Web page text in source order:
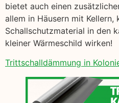
bietet auch einen
allem in Häusern mit Kellern,
Schallschutzmaterial in den
kleiner Wärmeschild wirken!
Trittschalldämmung in